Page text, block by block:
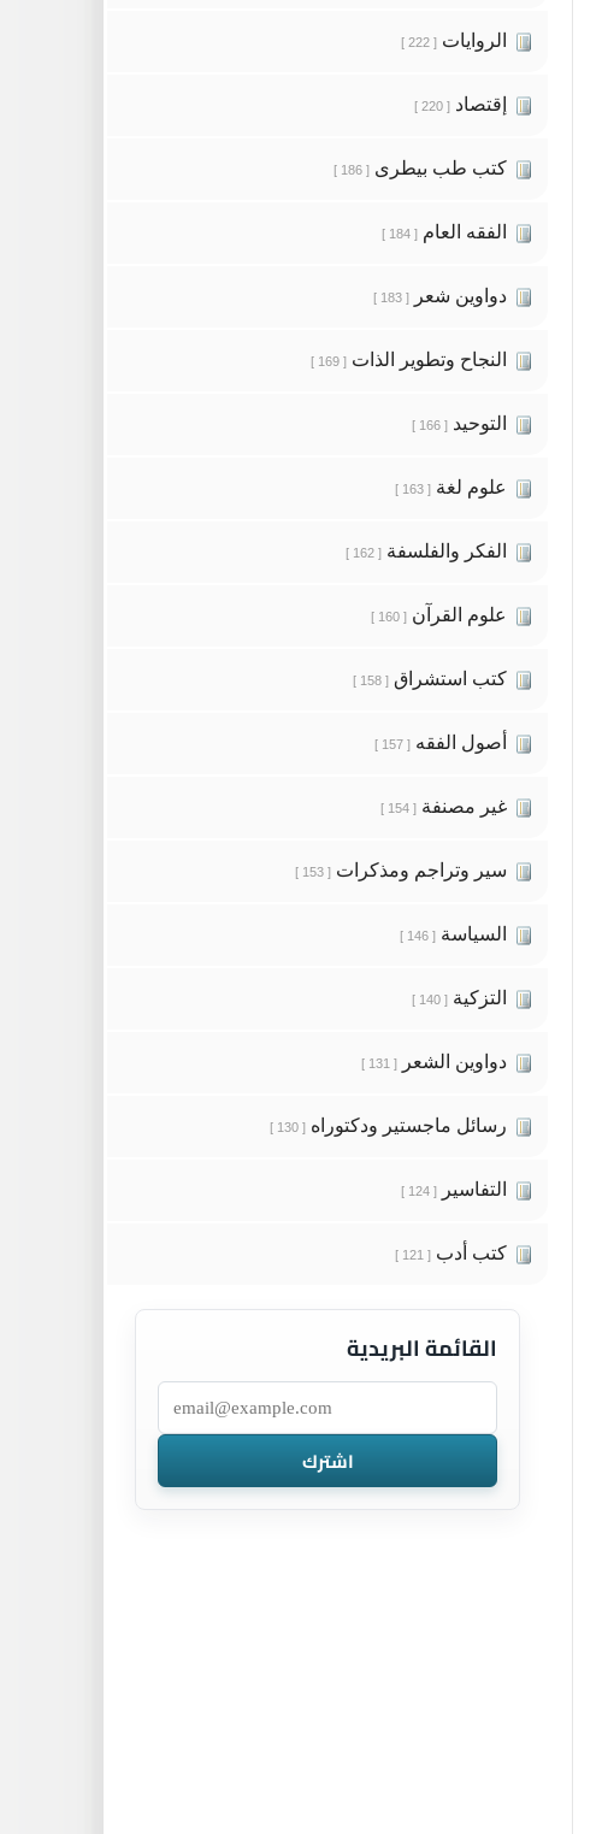
الروايات [ 222 ]
إقتصاد [ 220 ]
كتب طب بيطرى [ 186 ]
الفقه العام [ 184 ]
دواوين شعر [ 183 ]
النجاح وتطوير الذات [ 169 ]
التوحيد [ 166 ]
علوم لغة [ 163 ]
الفكر والفلسفة [ 162 ]
علوم القرآن [ 160 ]
كتب استشراق [ 158 ]
أصول الفقه [ 157 ]
غير مصنفة [ 154 ]
سير وتراجم ومذكرات [ 153 ]
السياسة [ 146 ]
التزكية [ 140 ]
دواوين الشعر [ 131 ]
رسائل ماجستير ودكتوراه [ 130 ]
التفاسير [ 124 ]
كتب أدب [ 121 ]
القائمة البريدية